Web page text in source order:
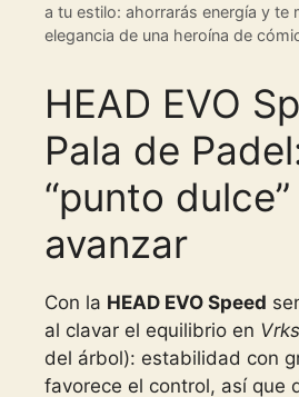
a tu estilo: ahorrarás energía y te
elegancia de una heroína de
HEAD EVO
Pala de
“punto
avanzar
Con la HEAD EVO Speed
al clavar el equilibrio en
del árbol): estabilidad con
favorece el control, así que